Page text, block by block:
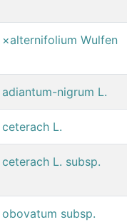
×alternifolium Wulfen
nigrum L.
L.
L. subsp.
subsp.